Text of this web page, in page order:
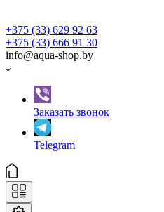
+375 (33) 629 92 63
+375 (33) 666 91 30
info@aqua-shop.by
Заказать звонок
Telegram